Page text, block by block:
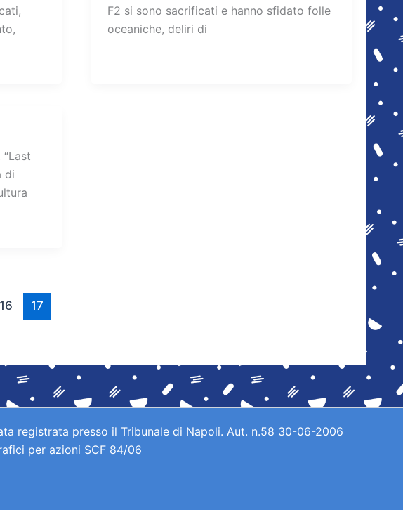
F2 si sono sacrificati e hanno sfidato folle
oceaniche, deliri di
di
16 17
registrata presso il Tribunale di Napoli. Aut. n.58 30-06-2006
per azioni SCF 84/06